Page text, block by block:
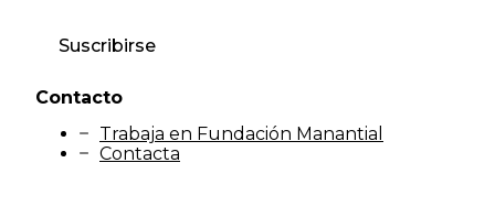
Suscribirse
Contacto
Trabaja en Fundación Manantial
Contacta